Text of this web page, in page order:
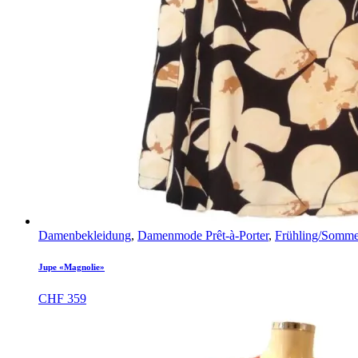
Damenbekleidung, Damenmode Prêt-à-Porter, Frühling/
Jupe «Magnolie»
CHF 359